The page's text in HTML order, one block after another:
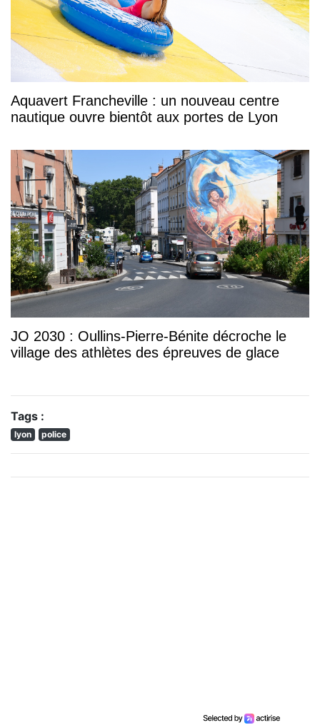
Aquavert Francheville : un nouveau centre
nautique ouvre bientôt aux portes de Lyon
JO 2030 : Oullins-Pierre-Bénite décroche le
village des athlètes des épreuves de glace
Tags :
lyon police